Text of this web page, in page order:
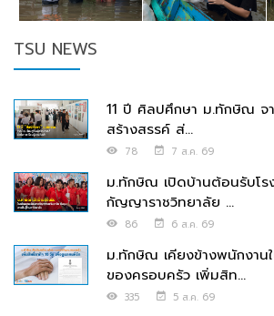
TSU NEWS
11 ปี ศิลปศึกษา ม.ทักษิณ จ
สร้างสรรค์ ส่...
78 7 ส.ค. 69
ม.ทักษิณ เปิดบ้านต้อนรับโร
กัญญาราชวิทยาลัย ...
86 6 ส.ค. 69
ม.ทักษิณ เคียงข้างพนักงาน
ของครอบครัว เพิ่มสิท...
335 5 ส.ค. 69